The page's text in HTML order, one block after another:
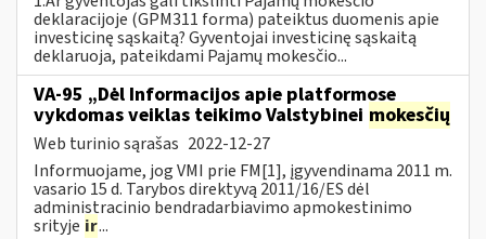
deklaracijoje (GPM311 forma) pateiktus duomenis apie
investicinę sąskaitą? Gyventojai investicinę sąskaitą
deklaruoja, pateikdami Pajamų mokesčio...
VA-95 „Dėl Informacijos apie platformose
vykdomas veiklas teikimo Valstybinei mokesčių
Web turinio sąrašas 2022-12-27
Informuojame, jog VMI prie FM[1], įgyvendinama 2011 m.
vasario 15 d. Tarybos direktyvą 2011/16/ES dėl
administracinio bendradarbiavimo apmokestinimo
srityje ir...